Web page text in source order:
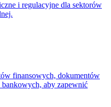
i regulacyjne dla sektorów
finansowych, dokumentów
aby zapewnić